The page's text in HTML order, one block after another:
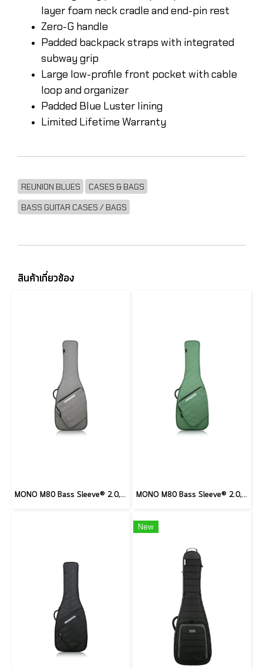
layer foam neck cradle and end-pin rest
Zero-G handle
Padded backpack straps with integrated
subway grip
Large low-profile front pocket with cable
loop and organizer
Padded Blue Luster lining
Limited Lifetime Warranty
REUNION BLUES
CASES & BAGS
BASS GUITAR CASES / BAGS
สินค้าเกี่ยวข้อง
MONO M80 Bass Sleeve® 2.0, Ash MONO M80 Bass Sleeve® 2.0, Amazon Green
New